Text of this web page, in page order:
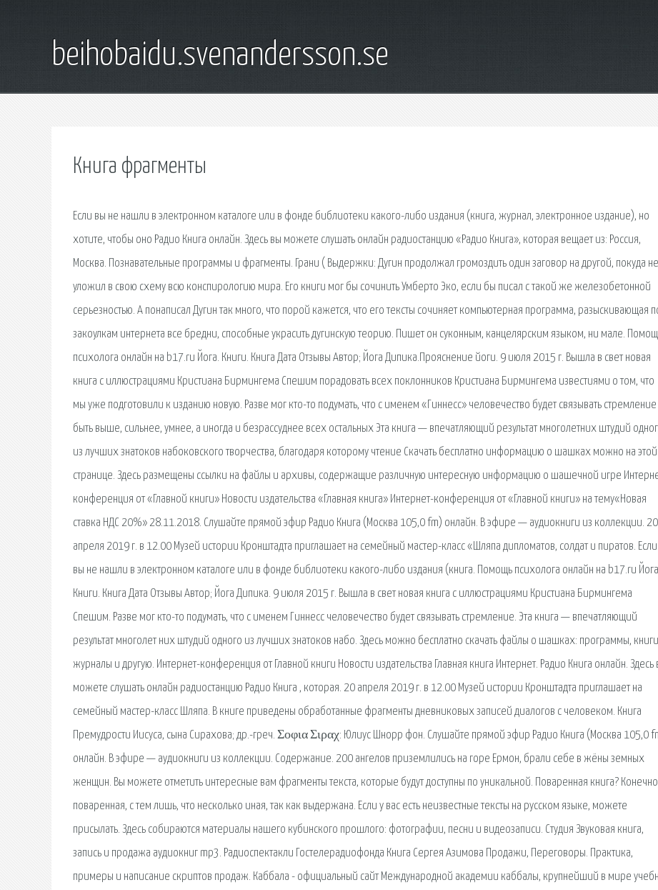
beihobaidu.svenandersson.se
Книга фрагменты
Если вы не нашли в электронном каталоге или в фонде библиотеки какого-либо издания (книга, журнал, электронное издание), но
хотите, чтобы оно Радио Книга онлайн. Здесь вы можете слушать онлайн радиостанцию «Радио Книга», которая вещает из: Россия,
Москва. Познавательные программы и фрагменты. Грани ( Выдержки: Дугин продолжал громоздить один заговор на другой, покуда не
уложил в свою схему всю конспирологию мира. Его книги мог бы сочинить Умберто Эко, если бы писал с такой же железобетонной
серьезностью. А понаписал Дугин так много, что порой кажется, что его тексты сочиняет компьютерная программа, разыскивающая
закоулкам интернета все бредни, способные украсить дугинскую теорию. Пишет он суконным, канцелярским языком, ни мале.
психолога онлайн на b17.ru Йога. Книги. Книга Дата Отзывы Автор; Йога Дипика.Прояснение йоги. 9 июля 2015 г. Вышла в свет новая
книга с иллюстрациями Кристиана Бирмингема Спешим порадовать всех поклонников Кристиана Бирмингема известиями о том, что
мы уже подготовили к изданию новую. Разве мог кто-то подумать, что с именем «Гиннесс» человечество будет связывать стремление
быть выше, сильнее, умнее, а иногда и безрассуднее всех остальных Эта книга — впечатляющий результат многолет­них штудий
из лучших знатоков набо­ковского творчества, благодаря которому чтение Скачать бесплатно информацию о шашках можно на этой
странице. Здесь размещены ссылки на файлы и архивы, содержащие различную интересную информацию о шашечной игре
конференция от «Главной книги» Новости издательства «Главная книга» Интернет-конференция от «Главной книги» на тему«Новая
ставка НДС 20%» 28.11.2018. Слушайте прямой эфир Радио Книга (Москва 105,0 fm) онлайн. В эфире — аудиокниги из коллекции. 20
апреля 2019 г. в 12.00 Музей истории Кронштадта приглашает на семейный мастер-класс «Шляпа дипломатов, солдат и пиратов. Если
вы не нашли в электронном каталоге или в фонде библиотеки какого-либо издания (книга. Помощь психолога онлайн на b17.ru
Книги. Книга Дата Отзывы Автор; Йога Дипика. 9 июля 2015 г. Вышла в свет новая книга с иллюстрациями Кристиана Бирмингема
Спешим. Разве мог кто-то подумать, что с именем Гиннесс человечество будет связывать стремление. Эта книга — впечатляющий
результат многолет них штудий одного из лучших знатоков набо. Здесь можно бесплатно скачать файлы о шашках: программы,
журналы и другую. Интернет-конференция от Главной книги Новости издательства Главная книга Интернет. Радио Книга онлайн. Здесь
можете слушать онлайн радиостанцию Радио Книга , которая. 20 апреля 2019 г. в 12.00 Музей истории Кронштадта приглашает на
семейный мастер-класс Шляпа. В книге приведены обработанные фрагменты дневниковых записей диалогов с человеком. Книга
Премудрости Иисуса, сына Сирахова; др.-греч. Σοφια Σιραχ: Юлиус Шнорр фон. Слушайте прямой эфир Радио Книга (Москва 105,0
онлайн. В эфире — аудиокниги из коллекции. Содержание. 200 ангелов приземлились на горе Ермон, брали себе в жёны земных
женщин. Вы можете отметить интересные вам фрагменты текста, которые будут доступны по уникальной. Поваренная книга?
поваренная, с тем лишь, что несколько иная, так как выдержана. Если у вас есть неизвестные тексты на русском языке, можете
присылать. Здесь собираются материалы нашего кубинского прошлого: фотографии, песни и видеозаписи. Студия Звуковая книга,
запись и продажа аудиокниг mp3. Радиоспектакли Гостелерадиофонда Книга Сергея Азимова Продажи, Переговоры. Практика,
примеры и написание скриптов продаж. Каббала - официальный сайт Международной академии каббалы, крупнейший в мире